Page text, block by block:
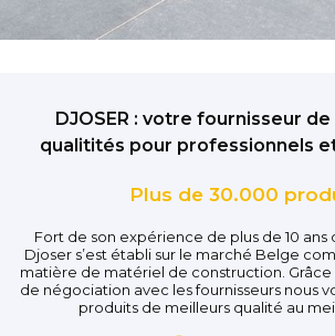
DJOSER : votre fournisseur
qualitités pour professionnels
Plus de 30.000
Fort de son expérience de plus de 10 ans
Djoser s’est établi sur le marché Belge
matière de matériel de construction.
de négociation avec les fournisseurs nous
produits de meilleurs qualité au